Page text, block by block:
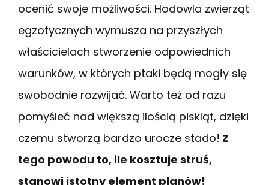
ocenić swoje możliwości. Hodowla zwierząt
egzotycznych wymusza na przyszłych
właścicielach stworzenie odpowiednich
warunków, w których ptaki będą mogły się
swobodnie rozwijać. Warto też od razu
pomyśleć nad większą ilością piskląt, dzięki
czemu stworzą bardzo urocze stado! Z
tego powodu to, ile kosztuje struś,
stanowi istotny element planów!